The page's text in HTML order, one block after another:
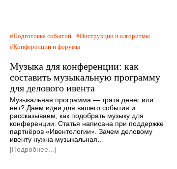
Подготовка событий
Инструкции и алгоритмы
Конференции и форумы
Музыка для конференции: как
составить музыкальную программу
для делового ивента
Музыкальная программа — трата денег или
нет? Даём идеи для вашего события и
рассказываем, как подобрать музыку для
конференции. Статья написана при поддержке
партнёров «Ивентологии». Зачем деловому
ивенту нужна музыкальная…
[Подробнее...]